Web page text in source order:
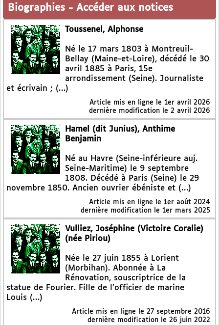
Biographies - Accéder aux notices
Toussenel, Alphonse
Né le 17 mars 1803 à Montreuil-
Bellay (Maine-et-Loire), décédé le 30
avril 1885 à Paris, 15e
arrondissement (Seine). Journaliste
et écrivain ; (…)
Article mis en ligne le 1er avril 2026
dernière modification le 2 avril 2026
Hamel (dit Junius), Anthime
Benjamin
Né au Havre (Seine-inférieure auj.
Seine-Maritime) le 9 septembre
1808. Décédé à Paris (Seine) le 29
novembre 1850. Ancien ouvrier ébéniste et (…)
Article mis en ligne le 1er août 2024
dernière modification le 1er mars 2025
Vulliez, Joséphine (Victoire Coralie)
(née Piriou)
Née le 27 juin 1855 à Lorient
(Morbihan). Abonnée à La
Rénovation, souscriptrice de la
statue de Fourier. Fille de l’officier de marine
Louis (…)
Article mis en ligne le 27 septembre 2016
dernière modification le 26 juin 2022